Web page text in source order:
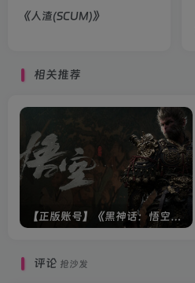
《人渣(SCUM)》
相关推荐
【正版账号】《黑神话：悟空(BLACK MYTH WU KONG)》
评论 抢沙发